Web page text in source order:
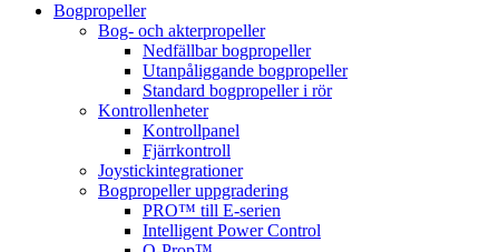
Bogpropeller
Bog- och akterpropeller
Nedfällbar bogpropeller
Utanpåliggande bogpropeller
Standard bogpropeller i rör
Kontrollenheter
Kontrollpanel
Fjärrkontroll
Joystickintegrationer
Bogpropeller uppgradering
PRO™ till E-serien
Intelligent Power Control